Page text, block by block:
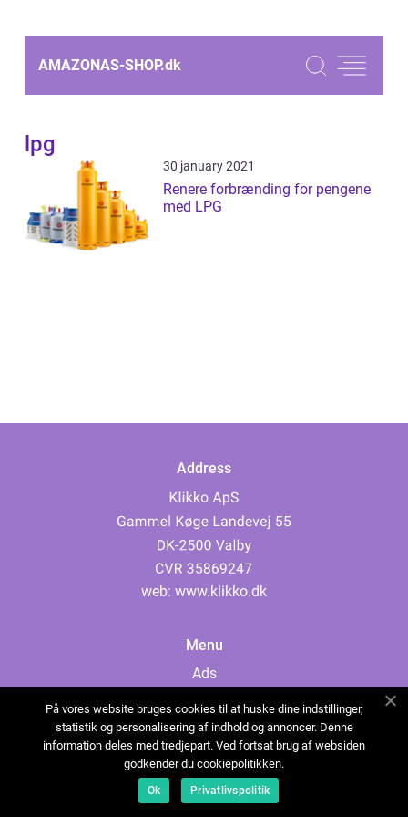
AMAZONAS-SHOP.dk
lpg
30 january 2021
Renere forbrænding for pengene
med LPG
Address
web: www.klikko.dk
Menu
Ads
Cookies
Contact
Sitemap
På vores website bruges cookies til at huske dine indstillinger,
statistik og personalisering af indhold og annoncer. Denne
information deles med tredjepart. Ved fortsat brug af websiden
godkender du cookiepolitikken.
Ok Privatlivspolitik